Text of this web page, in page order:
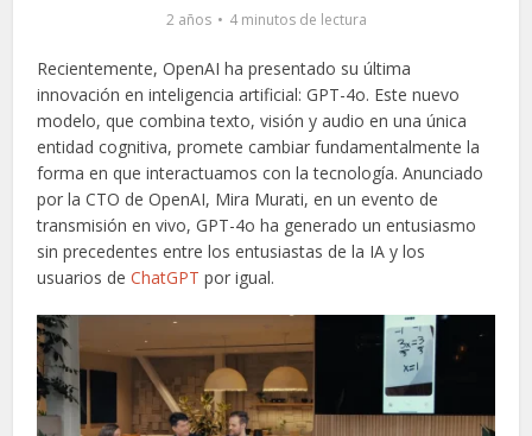
2 años 4 minutos de lectura
Recientemente, OpenAI ha presentado su última
innovación en inteligencia artificial: GPT-4o. Este nuevo
modelo, que combina texto, visión y audio en una única
entidad cognitiva, promete cambiar fundamentalmente la
forma en que interactuamos con la tecnología. Anunciado
por la CTO de OpenAI, Mira Murati, en un evento de
transmisión en vivo, GPT-4o ha generado un entusiasmo
sin precedentes entre los entusiastas de la IA y los
usuarios deChatGPT por igual.